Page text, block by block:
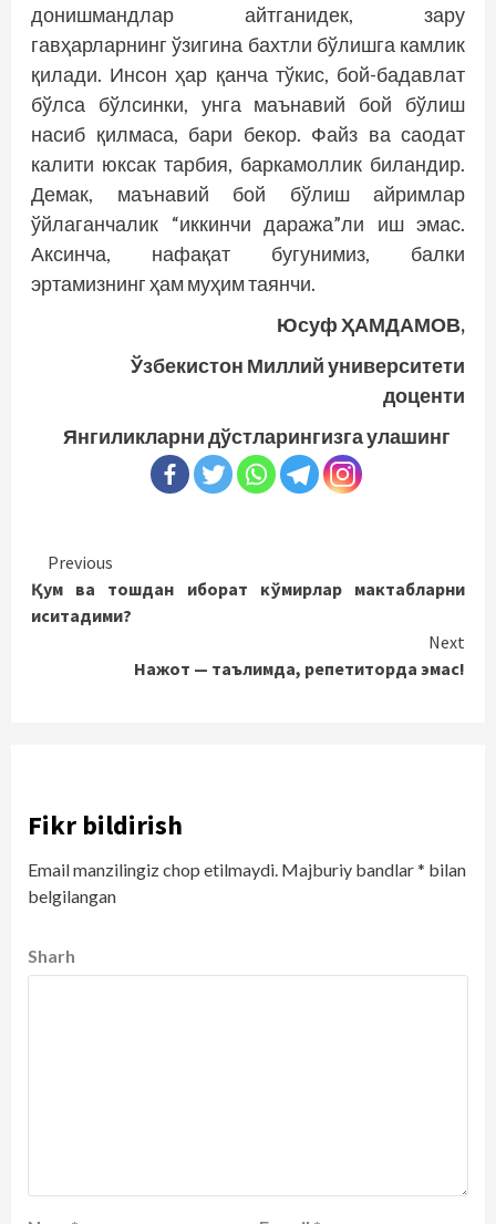
донишмандлар айтганидек, зару
гавҳарларнинг ўзигина бахтли бўлишга камлик
қилади. Инсон ҳар қанча тўкис, бой-бадавлат
бўлса бўлсинки, унга маънавий бой бўлиш
насиб қилмаса, бари бекор. Файз ва саодат
калити юксак тарбия, баркамоллик биландир.
Демак, маънавий бой бўлиш айримлар
ўйлаганчалик “иккинчи даража”ли иш эмас.
Аксинча, нафақат бугунимиз, балки
эртамизнинг ҳам муҳим таянчи.
Юсуф ҲАМДАМОВ,
Ўзбекистон Миллий университети
доценти
Янгиликларни дўстларингизга улашинг
Continue
Reading
Previous
Қум ва тошдан иборат кўмирлар мактабларни
иситадими?
Next
Нажот — таълимда, репетиторда эмас!
Fikr bildirish
Email manzilingiz chop etilmaydi. Majburiy bandlar* bilan
belgilangan
Sharh